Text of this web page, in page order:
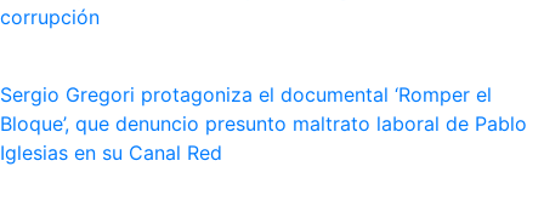
corrupción
Sergio Gregori protagoniza el documental ‘Romper el
Bloque’, que denuncio presunto maltrato laboral de Pablo
Iglesias en su Canal Red